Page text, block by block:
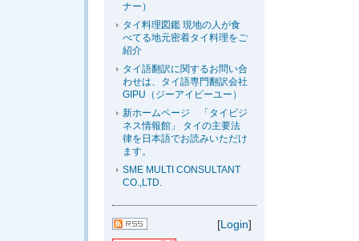
ナー）
タイ料理図鑑 現地の人が食
べてる地元密着タイ料理をご
紹介
タイ語翻訳に関するお問い合
わせは、タイ語専門翻訳会社
GIPU（ジーアイピーユー）
新ホームページ 「タイビジ
ネス情報館」 タイの主要法
律を日本語でお読みいただけ
ます。
SME MULTI CONSULTANT
CO.,LTD.
[Login]